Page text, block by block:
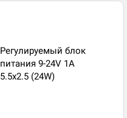
Регулируемый блок
питания 9-24V 1A
5.5x2.5 (24W)